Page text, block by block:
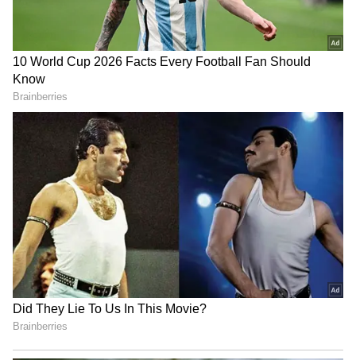
Related Articles
Face Glow: శనగ పిండి కాదు, ఈ పిండిలో పెరుగు
కలిపి ముఖానికి రాస్తే, నిమిషాల్లో ఫేస్ గ్లో..!
Face Glow: రాత్రి పడుకునే ముందు ఇది రాస్తే..
ఉదయానికి ముఖం మెరిసిపోవడం ఖాయం..!
3